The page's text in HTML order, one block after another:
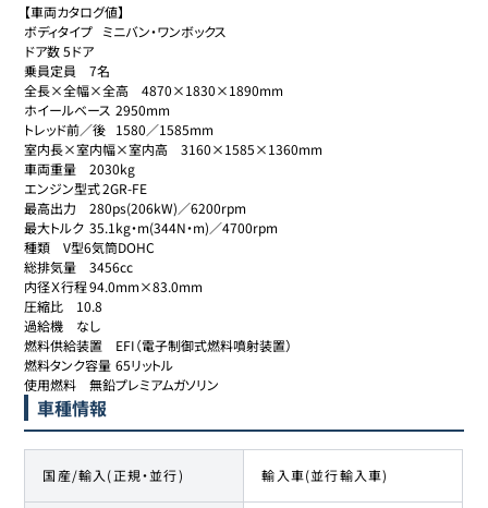
【車両カタログ値】
ボディタイプ	ミニバン・ワンボックス
ドア数	5ドア
乗員定員	7名
全長×全幅×全高	4870×1830×1890mm
ホイールベース	2950mm
トレッド前／後	1580／1585mm
室内長×室内幅×室内高	3160×1585×1360mm
車両重量	2030kg
エンジン型式	2GR-FE
最高出力	280ps(206kW)／6200rpm
最大トルク	35.1kg・m(344N・m)／4700rpm
種類	V型6気筒DOHC
総排気量	3456cc
内径Ｘ行程	94.0mm×83.0mm
圧縮比	10.8
過給機	なし
燃料供給装置	EFI（電子制御式燃料噴射装置）
燃料タンク容量	65リットル
使用燃料	無鉛プレミアムガソリン
車種情報
国産/輸入(正規・並行) 輸入車(並行輸入車)